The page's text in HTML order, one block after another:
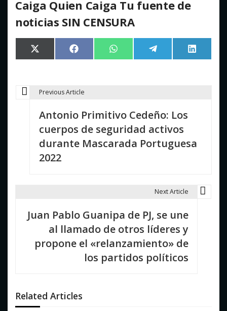
Caiga Quien Caiga Tu fuente de
noticias SIN CENSURA
Compartir
en
X
(Twitter)
Compartir
en
Facebook Compartir
en
WhatsApp Compartir
en
Telegram
en
LinkedIn
N
e
Previous Article
Antonio Primitivo Cedeño: Los
cuerpos de seguridad activos
durante Mascarada Portuguesa
2022
Next Article
Juan Pablo Guanipa de PJ, se une
al llamado de otros líderes y
propone el «relanzamiento» de
los partidos políticos
Related Articles